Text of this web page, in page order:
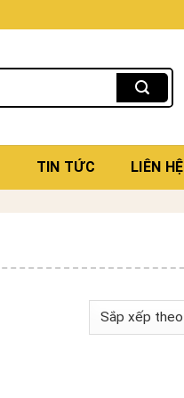
TIN TỨC LIÊN HỆ